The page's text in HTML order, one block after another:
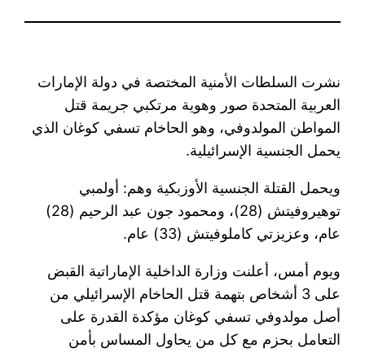
نشرت السلطات الأمنية المختصة في دولة الإمارات
العربية المتحدة صور وهوية مرتكبي جريمة قتل
المواطن المولدوفي، وهو الحاخام تسفي كوغان الذي
يحمل الجنسية الإسرائيلية.
ويحمل القتلة الجنسية الأوزبكية وهم: أولمبي
توهيروفيتش (28)، ومحمود جون عبد الرحيم (28)
عام، وعزيزتي كاملوفيتش (33) عام.
ويوم أمس، أعلنت وزارة الداخلية الإماراتية القبض
على 3 أشخاص بتهمة قتل الحاخام الإسرائيلي من
أصل مولدوفي تسفي كوغان مؤكدة القدرة على
التعامل بحزم مع كل من يحاول المساس بأمن